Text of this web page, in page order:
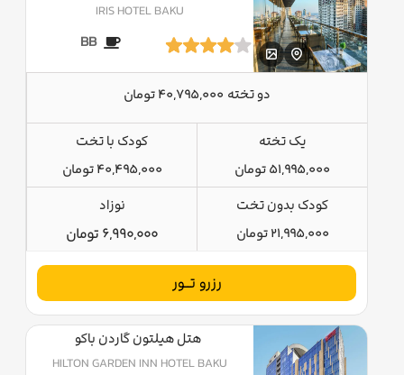
IRIS HOTEL BAKU
BB
دو تخته 40,795,000 تومان
یک تخته
51,995,000 تومان
کودک با تخت
40,495,000 تومان
کودک بدون تخت
21,995,000 تومان
نوزاد
6,990,000 تومان
رزرو تــور
هتل هیلتون گاردن باکو
HILTON GARDEN INN HOTEL BAKU